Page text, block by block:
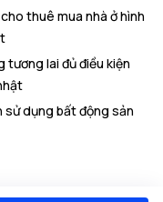
thuê mua nhà ở hình
tương lai đủ điều kiện
sử dụng bất động sản